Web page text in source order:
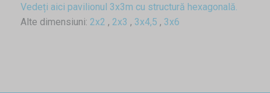
Vedeți aici pavilionul 3x3m cu structură hexagonală.
Alte dimensiuni: 2x2 , 2x3 , 3x4,5 , 3x6